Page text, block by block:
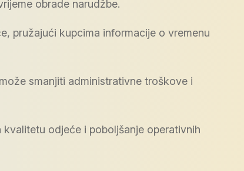
obrade narudžbe.
pružajući kupcima informacije o vremenu
smanjiti administrativne troškove i
odjeće i poboljšanje operativnih